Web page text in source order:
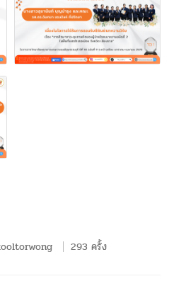
293 ครั้ง